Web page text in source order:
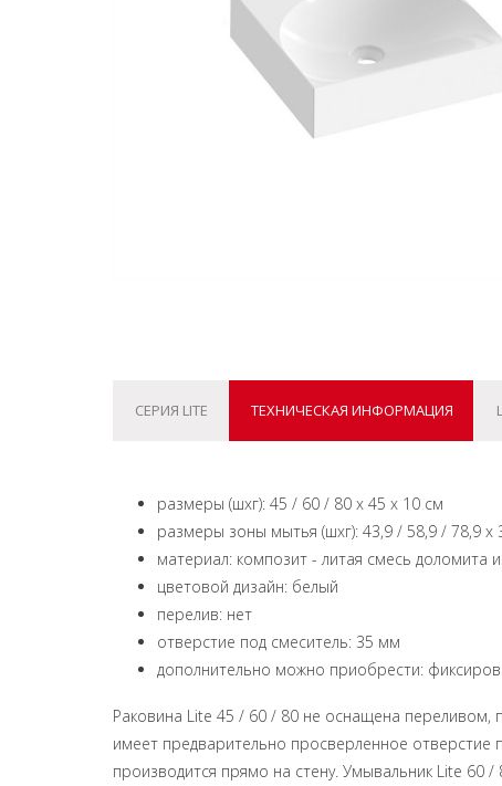
СЕРИЯ LITE ТЕХНИЧЕСКАЯ ИНФОРМАЦИЯ
размеры (шxг): 45 / 60 / 80 x 45 x 10 см
размеры зоны мытья (шxг): 43,9 / 58,9 / 78,9 x
материал: композит - литая смесь доломита
цветовой дизайн: белый
перелив: нет
oтверстие под смеситель: 35 мм
дополнительно можно приобрести:
Раковина Lite 45 / 60 / 80 не оснащена
имеет предварительно просверленное отверстие
производится прямо на стену. Умывальник Lite 60